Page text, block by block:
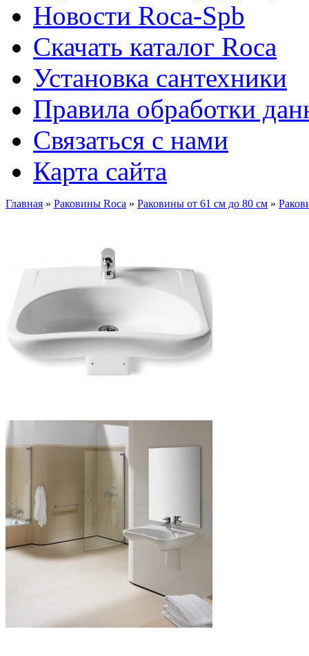
Новости Roca-Spb
Скачать каталог Roca
Установка сантехники
Правила обработки
Связаться с нами
Карта сайта
Главная » Раковины Roca » Раковины от 61 см до 80 см »